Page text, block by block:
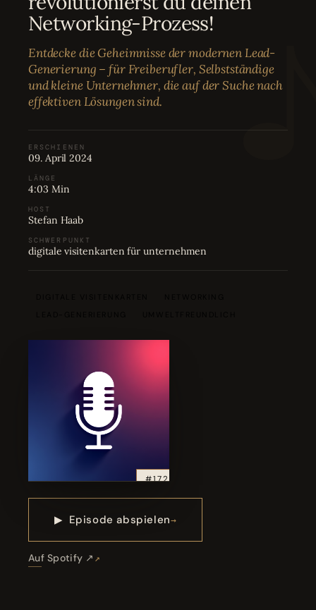
04 Bewertungen
05 Karriere
06 Partnerprogramm
Networking-Prozess!
Entdecke die Geheimnisse der modernen Lead-
Generierung – für Freiberufler, Selbstständige
und kleine Unternehmer, die auf der Suche nach
effektiven Lösungen sind.
ERSCHIENEN
09. April 2024
LÄNGE
4:03 Min
HOST
Stefan Haab
SCHWERPUNKT
digitale visitenkarten für unternehmen
#172
▶ Episode abspielen
Auf Spotify ↗